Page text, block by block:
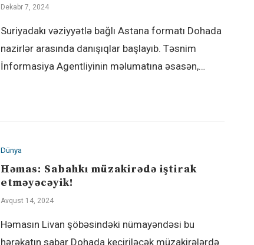
Dekabr 7, 2024
Suriyadakı vəziyyətlə bağlı Astana formatı Dohada
nazirlər arasında danışıqlar başlayıb. Təsnim
İnformasiya Agentliyinin məlumatına əsasən,…
Dünya
Həmas: Sabahkı müzakirədə iştirak
etməyəcəyik!
Avqust 14, 2024
Həmasın Livan şöbəsindəki nümayəndəsi bu
hərəkatın sabar Dohada keçiriləcək müzakirələrdə